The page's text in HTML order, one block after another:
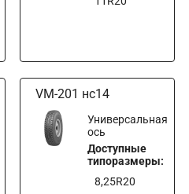
VM-201 нс14
Универсальная
ось
Доступные
типоразмеры:
8,25R20